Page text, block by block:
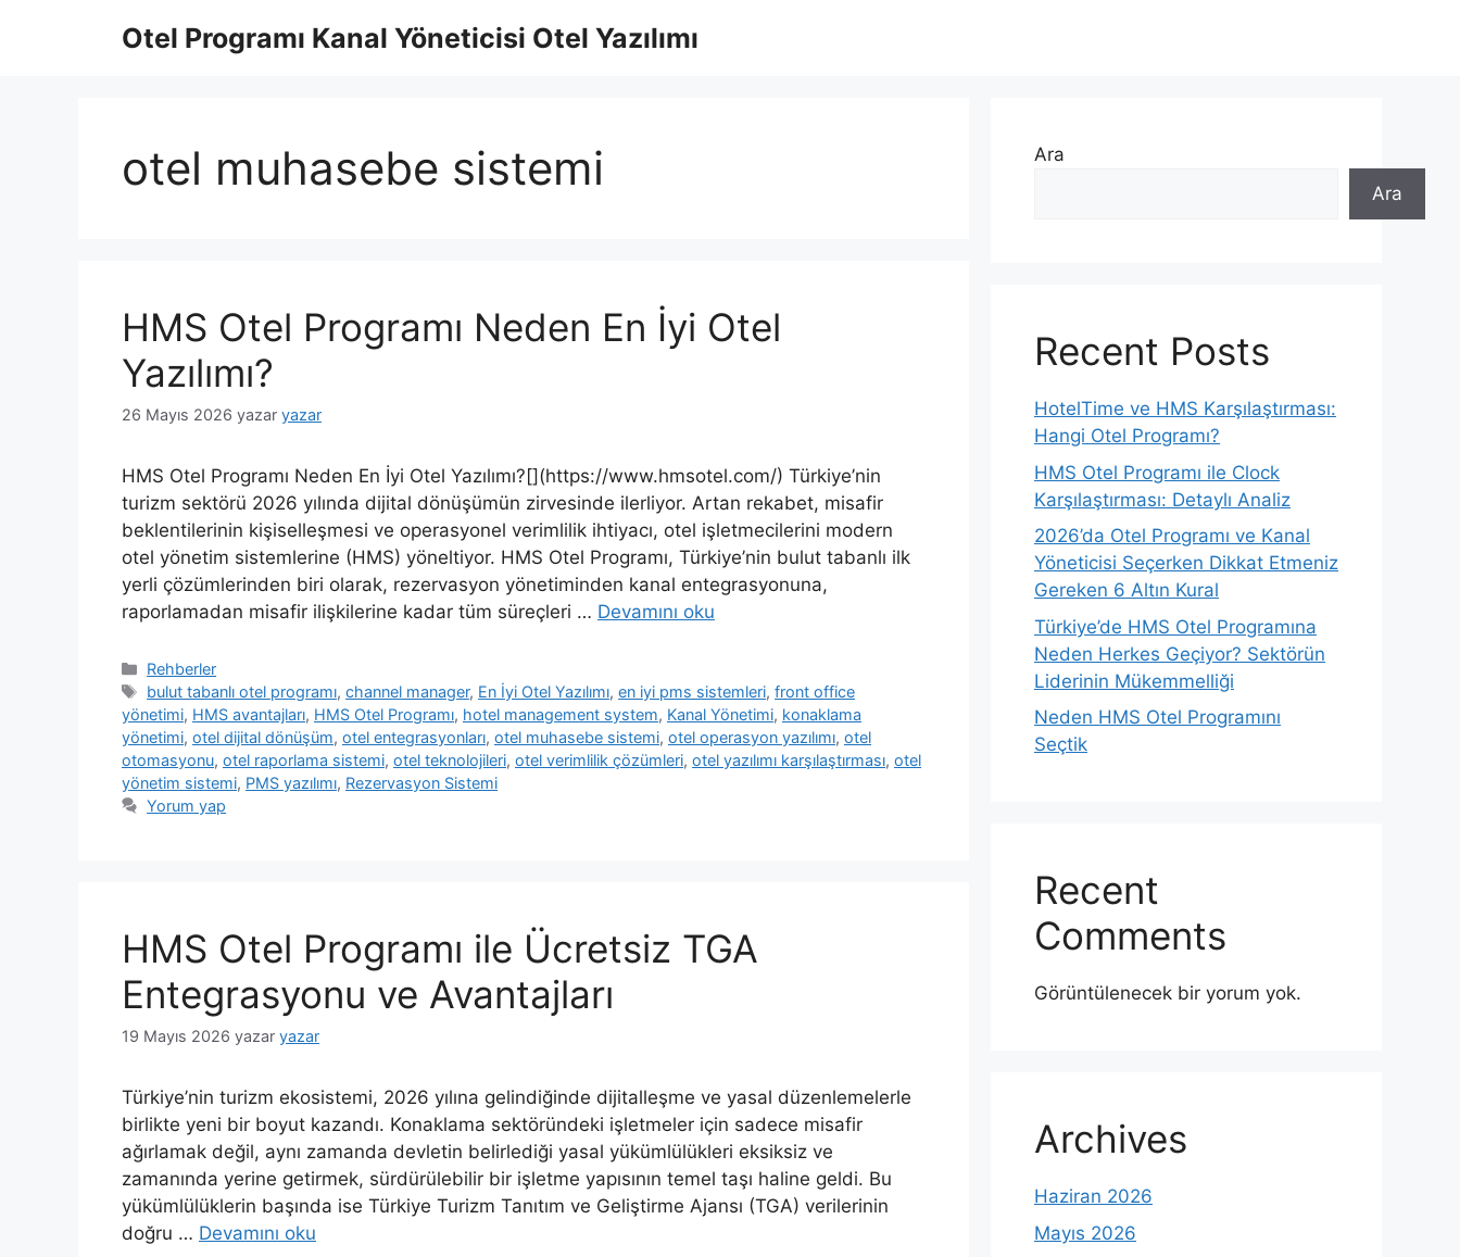
Otel Programı Kanal Yöneticisi Otel Yazılımı
otel muhasebe sistemi
HMS Otel Programı Neden En İyi Otel
Yazılımı?
26 Mayıs 2026 yazar yazar
HMS Otel Programı Neden En İyi Otel Yazılımı?[](https://www.hmsotel.com/) Türkiye’nin
turizm sektörü 2026 yılında dijital dönüşümün zirvesinde ilerliyor. Artan rekabet, misafir
beklentilerinin kişiselleşmesi ve operasyonel verimlilik ihtiyacı, otel işletmecilerini modern
otel yönetim sistemlerine (HMS) yöneltiyor. HMS Otel Programı, Türkiye’nin bulut tabanlı ilk
yerli çözümlerinden biri olarak, rezervasyon yönetiminden kanal entegrasyonuna,
raporlamadan misafir ilişkilerine kadar tüm süreçleri … Devamını oku
Kategoriler
Rehberler
Etiketler
bulut tabanlı otel programı,channel manager, En İyi Otel Yazılımı,en iyi pms sistemleri,front office
yönetimi, HMS avantajları, HMS Otel Programı, hotel management system, Kanal Yönetimi, konaklama
yönetimi, otel dijital dönüşüm, otel entegrasyonları, otel muhasebe sistemi, otel operasyon yazılımı, otel
otomasyonu, otel raporlama sistemi, otel teknolojileri, otel verimlilik çözümleri, otel yazılımı karşılaştırması, otel
yönetim sistemi, PMS yazılımı, Rezervasyon Sistemi
Yorum yap
HMS Otel Programı ile Ücretsiz TGA
Entegrasyonu ve Avantajları
19 Mayıs 2026 yazar yazar
Türkiye’nin turizm ekosistemi, 2026 yılına gelindiğinde dijitalleşme ve yasal düzenlemelerle
birlikte yeni bir boyut kazandı. Konaklama sektöründeki işletmeler için sadece misafir
ağırlamak değil, aynı zamanda devletin belirlediği yasal yükümlülükleri eksiksiz ve
zamanında yerine getirmek, sürdürülebilir bir işletme yapısının temel taşı haline geldi. Bu
yükümlülüklerin başında ise Türkiye Turizm Tanıtım ve Geliştirme Ajansı (TGA) verilerinin
doğru … Devamını oku
Ara
Ara
Recent Posts
HotelTime ve HMS Karşılaştırması:
Hangi Otel Programı?
HMS Otel Programı ile Clock
Karşılaştırması: Detaylı Analiz
2026’da Otel Programı ve Kanal
Yöneticisi Seçerken Dikkat Etmeniz
Gereken 6 Altın Kural
Türkiye’de HMS Otel Programına
Neden Herkes Geçiyor? Sektörün
Liderinin Mükemmelliği
Neden HMS Otel Programını
Seçtik
Recent
Comments
Görüntülenecek bir yorum yok.
Archives
Haziran 2026
Mayıs 2026